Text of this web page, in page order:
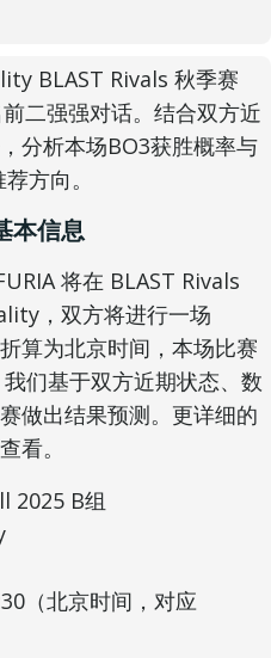
BLAST Rivals 秋季赛
二强强对话。结合双方近
分析本场BO3获胜概率与
方向。
本信息
将在 BLAST Rivals
，双方将进行一场
算为北京时间，本场比赛
们基于双方近期状态、数
做出结果预测。更详细的
看。
2025 B组
（北京时间，对应